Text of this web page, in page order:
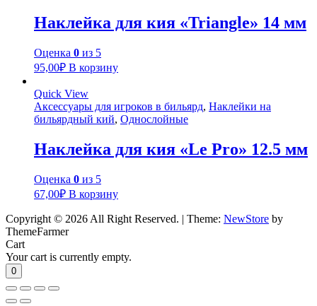
Наклейка для кия «Triangle» 14 мм
Оценка 0 из 5
95,00₽ В корзину
Quick View
Аксессуары для игроков в бильярд, Наклейки на
бильярдный кий, Однослойные
Наклейка для кия «Le Pro» 12.5 мм
Оценка 0 из 5
67,00₽ В корзину
Copyright © 2026 All Right Reserved. | Theme: NewStore by
ThemeFarmer
Cart
Your cart is currently empty.
0